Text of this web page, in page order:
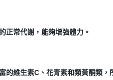
正常代謝，能夠增強體力。
的維生素C、花青素和類黃酮類